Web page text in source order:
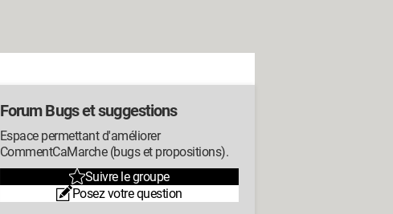
Forum Bugs et suggestions
Espace permettant d'améliorer
CommentCaMarche (bugs et propositions).
Suivre le groupe
Posez votre question